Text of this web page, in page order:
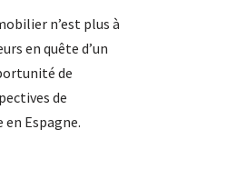
n’est plus à
en quête d’un
de
de
Espagne.